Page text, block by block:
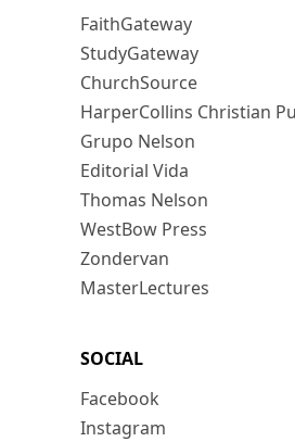
FaithGateway
StudyGateway
ChurchSource
HarperCollins Christian
Grupo Nelson
Editorial Vida
Thomas Nelson
WestBow Press
Zondervan
MasterLectures
SOCIAL
Facebook
Instagram